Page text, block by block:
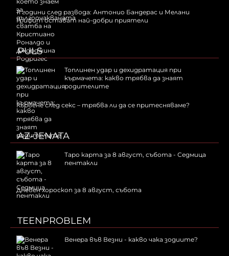
11 години след развода: Антонио Бандерас и Мелани
Грифит остават най-добри приятели
PULS
Топлинен удар и дехидратация при
кърмачета: какво трябва да знаят
родителите
Кървене след секс – трябва ли да се притесняваме?
AZ-JENATA
Таро карта за 8 август, събота - Седмица
пентакли
Дневен хороскоп за 8 август, събота
TEENPROBLEM
Венера във Везни - какво чака зодиите?